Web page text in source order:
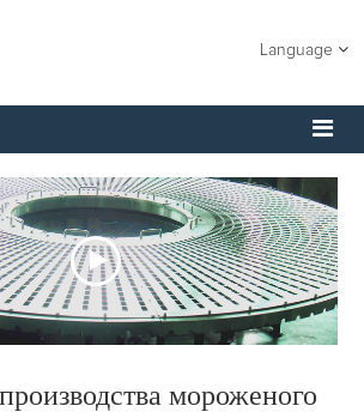
Language
мороженого